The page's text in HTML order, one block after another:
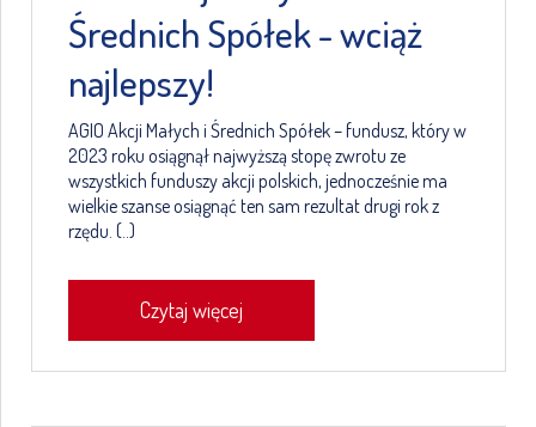
Średnich Spółek - wciąż
najlepszy!
AGIO Akcji Małych i Średnich Spółek – fundusz, który w
2023 roku osiągnął najwyższą stopę zwrotu ze
wszystkich funduszy akcji polskich, jednocześnie ma
wielkie szanse osiągnąć ten sam rezultat drugi rok z
rzędu. (..)
Czytaj więcej